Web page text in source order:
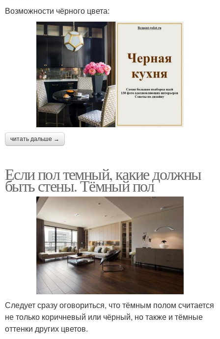
Возможности чёрного цвета:
читать дальше →
Если пол темный, какие должны
быть стены. Тёмный пол
Следует сразу оговориться, что тёмным полом считается
не только коричневый или чёрный, но также и тёмные
оттенки других цветов.